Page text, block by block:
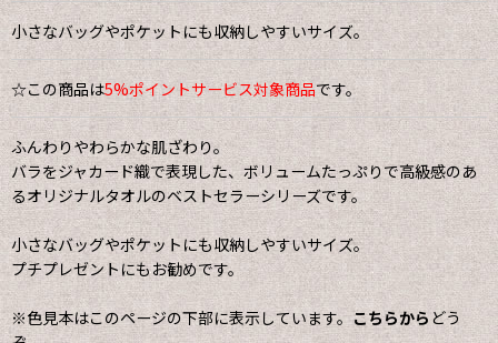
小さなバッグやポケットにも収納しやすいサイズ。
☆この商品は5%ポイントサービス対象商品です。
ふんわりやわらかな肌ざわり。
バラをジャカード織で表現した、ボリュームたっぷりで高級感のあ
るオリジナルタオルのベストセラーシリーズです。
小さなバッグやポケットにも収納しやすいサイズ。
プチプレゼントにもお勧めです。
※色見本はこのページの下部に表示しています。こちらから どう